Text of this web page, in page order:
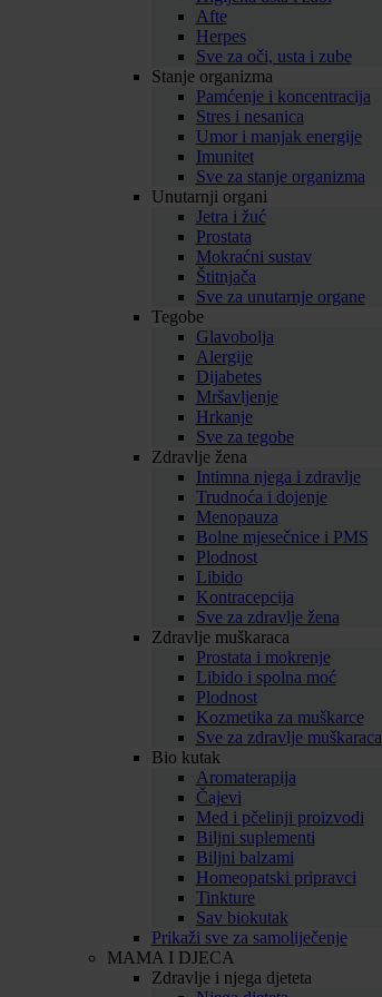
Afte
Herpes
Sve za oči, usta i zube
Stanje organizma
Pamćenje i koncentracija
Stres i nesanica
Umor i manjak energije
Imunitet
Sve za stanje organizma
Unutarnji organi
Jetra i žuć
Prostata
Mokraćni sustav
Štitnjača
Sve za unutarnje organe
Tegobe
Glavobolja
Alergije
Dijabetes
Mršavljenje
Hrkanje
Sve za tegobe
Zdravlje žena
Intimna njega i zdravlje
Trudnoća i dojenje
Menopauza
Bolne mjesečnice i PMS
Plodnost
Libido
Kontracepcija
Sve za zdravlje žena
Zdravlje muškaraca
Prostata i mokrenje
Libido i spolna moć
Plodnost
Kozmetika za muškarce
Sve za zdravlje muškaraca
Bio kutak
Aromaterapija
Čajevi
Med i pčelinji proizvodi
Biljni suplementi
Biljni balzami
Homeopatski pripravci
Tinkture
Sav biokutak
Prikaži sve za samoliječenje
MAMA I DJECA
Zdravlje i njega djeteta